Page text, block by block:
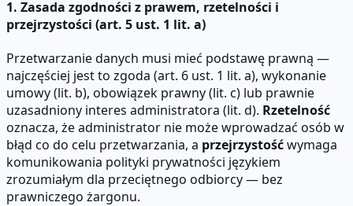
1. Zasada zgodności z prawem, rzetelności i
przejrzystości (art. 5 ust. 1 lit. a)
Przetwarzanie danych musi mieć podstawę prawną —
najczęściej jest to zgoda (art. 6 ust. 1 lit. a), wykonanie
umowy (lit. b), obowiązek prawny (lit. c) lub prawnie
uzasadniony interes administratora (lit. d). Rzetelność
oznacza, że administrator nie może wprowadzać osób w
błąd co do celu przetwarzania, a przejrzystośćwymaga
komunikowania polityki prywatności językiem
zrozumiałym dla przeciętnego odbiorcy — bez
prawniczego żargonu.